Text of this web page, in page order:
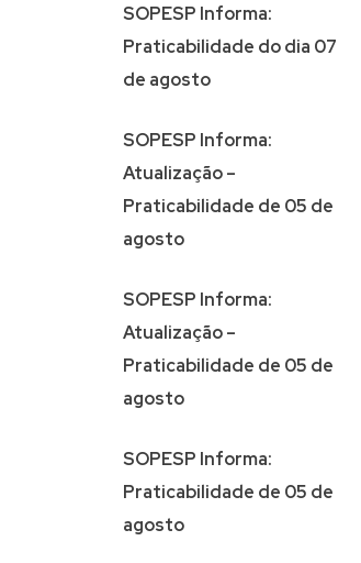
SOPESP Informa:
Praticabilidade do dia 07
de agosto
SOPESP Informa:
Atualização –
Praticabilidade de 05 de
agosto
SOPESP Informa:
Atualização –
Praticabilidade de 05 de
agosto
SOPESP Informa:
Praticabilidade de 05 de
agosto